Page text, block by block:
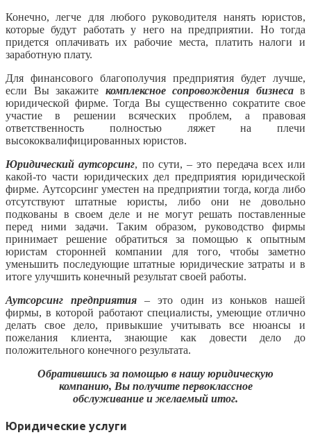
Конечно, легче для любого руководителя нанять юристов,
которые будут работать у него на предприятии. Но тогда
придется оплачивать их рабочие места, платить налоги и
заработную плату.
Для финансового благополучия предприятия будет лучше,
если Вы закажите комплексное сопровождения бизнесав
юридической фирме. Тогда Вы существенно сократите свое
участие в решении всяческих проблем, а правовая
ответственность полностью ляжет на плечи
высококвалифицированных юристов.
Юридический аутсорсинг, по сути, – это передача всех или
какой-то части юридических дел предприятия юридической
фирме. Аутсорсинг уместен на предприятии тогда, когда либо
отсутствуют штатные юристы, либо они не довольно
подкованы в своем деле и не могут решать поставленные
перед ними задачи. Таким образом, руководство фирмы
принимает решение обратиться за помощью к опытным
юристам сторонней компании для того, чтобы заметно
уменьшить последующие штатные юридические затраты и в
итоге улучшить конечный результат своей работы.
Аутсорсинг предприятия – это один из коньков нашей
фирмы, в которой работают специалисты, умеющие отлично
делать свое дело, привыкшие учитывать все нюансы и
пожелания клиента, знающие как довести дело до
положительного конечного результата.
Обратившись за помощью в нашу юридическую
компанию, Вы получите первоклассное
обслуживание и желаемый итог.
Юридические услуги